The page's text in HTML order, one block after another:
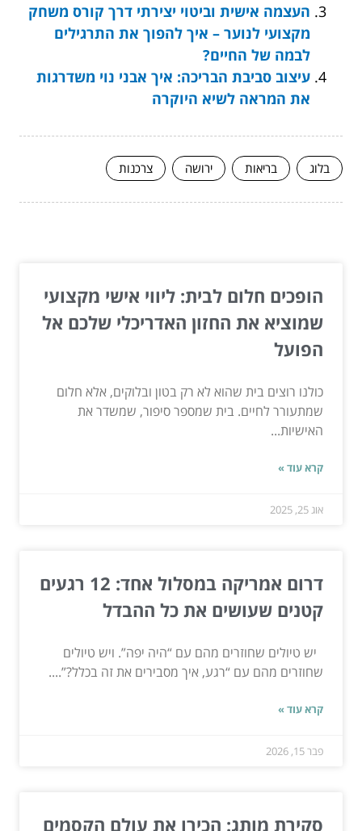
העצמה אישית וביטוי יצירתי דרך קורס משחק
מקצועי לנוער – איך להפוך את התרגילים
לבמה של החיים?
עיצוב סביבת הבריכה: איך אבני נוי משדרגות
את המראה לשיא היוקרה
בלוג בריאות ירושה צרכנות
הופכים חלום לבית: ליווי אישי מקצועי
שמוציא את החזון האדריכלי שלכם אל
הפועל
כולנו רוצים בית שהוא לא רק בטון ובלוקים, אלא חלום
שמתעורר לחיים. בית שמספר סיפור, שמשדר את
האישיות...
קרא עוד »
אוג 25, 2025
דרום אמריקה במסלול אחד: 12 רגעים
קטנים שעושים את כל ההבדל
יש טיולים שחוזרים מהם עם “היה יפה”. ויש טיולים
שחוזרים מהם עם “רגע, איך מסבירים את זה בכלל?”....
קרא עוד »
פבר 15, 2026
סקירת מותג: הכירו את עולם הקסמים